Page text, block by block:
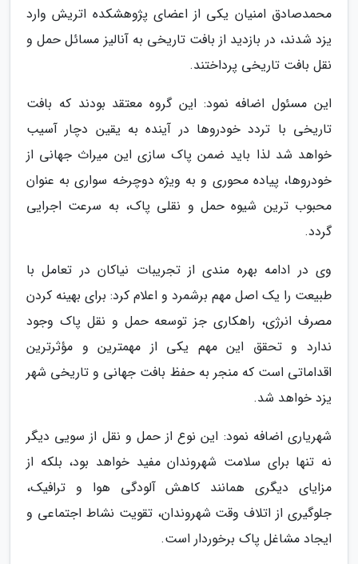
محمدصادق امنیان یکی از اعضای پژوهشکده اتریش وارد
یزد شدند، در بازدید از بافت تاریخی به آنالیز مسائل حمل و
نقل بافت تاریخی پرداختند.
این مسئول اضافه نمود: این گروه معتقد بودند که بافت
تاریخی با تردد خودروها در آینده به یقین دچار آسیب
خواهد شد لذا باید ضمن پاک سازی این میراث جهانی از
خودروها، پیاده محوری و به ویژه دوچرخه سواری به عنوان
محبوب ترین شیوه حمل و نقلی پاک، به سرعت اجرایی
گردد.
وی در ادامه بهره مندی از تجریبات نیاکان در تعامل با
طبیعت را یک اصل مهم برشمرد و اعلام کرد: برای بهینه کردن
مصرف انرژی، راهکاری جز توسعه حمل و نقل پاک وجود
ندارد و تحقق این مهم یکی از مهمترین و مؤثرترین
اقداماتی است که منجر به حفظ بافت جهانی و تاریخی شهر
یزد خواهد شد.
شهریاری اضافه نمود: این نوع از حمل و نقل از سویی دیگر
نه تنها برای سلامت شهروندان مفید خواهد بود، بلکه از
مزایای دیگری همانند کاهش آلودگی هوا و ترافیک،
جلوگیری از اتلاف وقت شهروندان، تقویت نشاط اجتماعی و
ایجاد مشاغل پاک برخوردار است.